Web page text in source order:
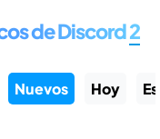
de Discord2
Nuevos Hoy